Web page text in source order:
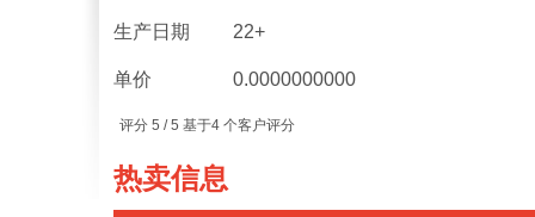
生产日期 22+
单价 0.0000000000
评分 5 / 5 基于4个客户评分
热卖信息